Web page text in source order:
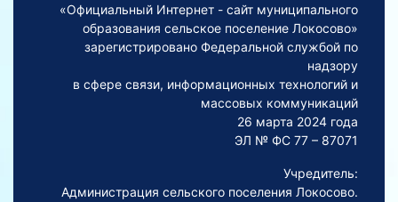
«Официальный Интернет - сайт муниципального
образования сельское поселение Локосово»
зарегистрировано Федеральной службой по
надзору
в сфере связи, информационных технологий и
массовых коммуникаций
26 марта 2024 года
ЭЛ № ФС 77 – 87071
Учредитель:
Администрация сельского поселения Локосово.